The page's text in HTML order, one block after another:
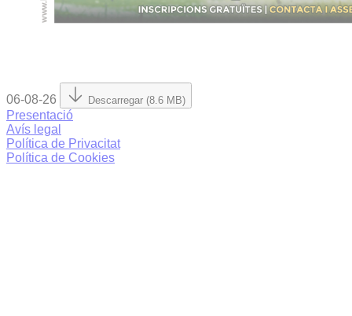
06-08-26 Descarregar (8.6 MB)
Presentació
Avís legal
Política de Privacitat
Política de Cookies